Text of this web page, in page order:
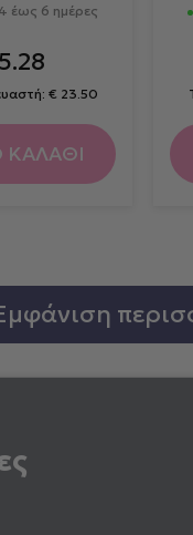
έως 6 ημέρες
€ 23.50
ΚΑΛΑΘΙ